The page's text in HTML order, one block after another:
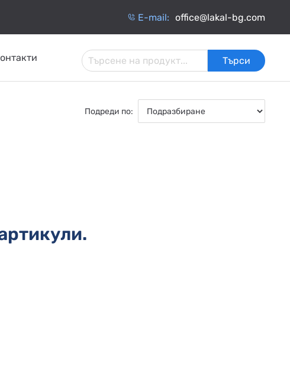
Е-mail: office@lakal-bg.com
ТОПЛОИЗОЛАЦИЯ
АРМАТУРА ЗА
ИНСТАЛАЦИИ
Търси
Подреди по: